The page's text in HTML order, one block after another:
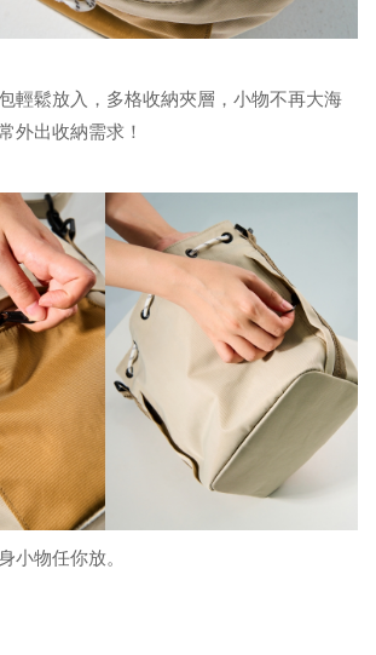
輕鬆放入，多格收納夾層，小物不再大海
外出收納需求！
小物任你放。